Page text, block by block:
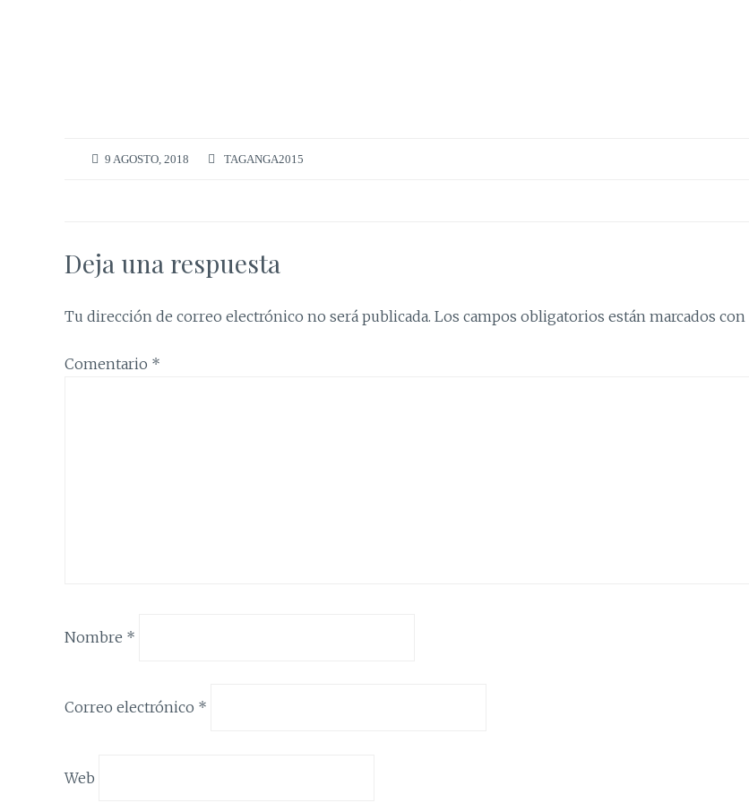
9 AGOSTO, 2018 TAGANGA2015
Deja una respuesta
Tu dirección de correo electrónico no será publicada. Los campos obligatorios están marcados con
Comentario *
Nombre *
Correo electrónico *
Web